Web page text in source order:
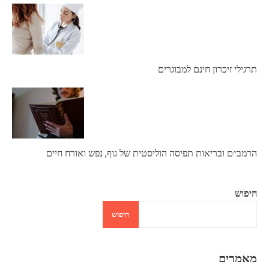
תרגילי זיכרון חינם למבוגרים
הרמב״ם ובריאות תפיסה הוליסטית של גוף, נפש ואורח חיים
חיפוש
חיפוש
מאמרים